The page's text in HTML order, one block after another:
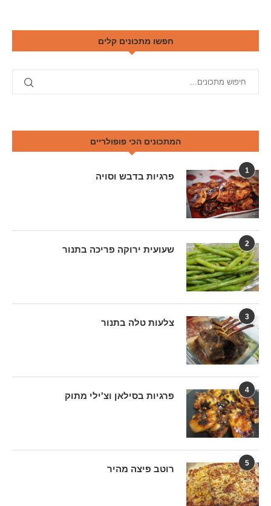
חפשו מתכונים קלים
המתכונים הכי פופולריים
1
פרגיות בדבש וסויה
2
שעועית ירוקה פריכה בתנור
3
צלעות טלה בתנור
4
פרגיות בסילאן וצ'ילי מתוק
5
רוטב פיצה מהיר